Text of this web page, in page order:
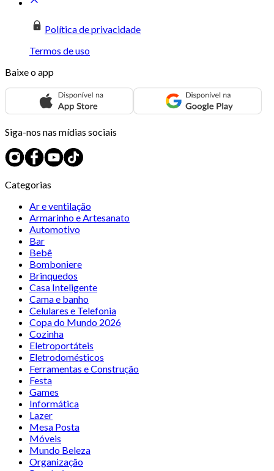
Política de privacidade
Termos de uso
Baixe o app
Siga-nos nas mídias sociais
Categorias
Ar e ventilação
Armarinho e Artesanato
Automotivo
Bar
Bebê
Bomboniere
Brinquedos
Casa Inteligente
Cama e banho
Celulares e Telefonia
Copa do Mundo 2026
Cozinha
Eletroportáteis
Eletrodomésticos
Ferramentas e Construção
Festa
Games
Informática
Lazer
Mesa Posta
Móveis
Mundo Beleza
Organização